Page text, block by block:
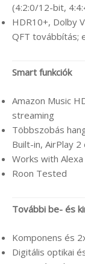
(4:2:0/12-bit,
HDR10+, Dolby
QFT továbbítás;
Smart funkciók
Amazon Music
streaming
Többszobás
Built-in, AirPlay
Works with
Roon Tested
További be- és
Komponens és
Digitális optikai